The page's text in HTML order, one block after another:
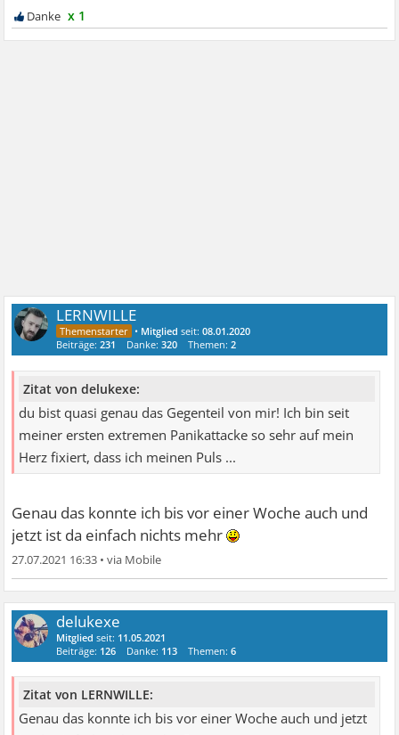
x 1
LERNWILLE
• Mitglied seit:08.01.2020
Beiträge:231 Danke:320 Themen:2
Zitat von delukexe:
du bist quasi genau das Gegenteil von mir! Ich bin seit
meiner ersten extremen Panikattacke so sehr auf mein
Herz fixiert, dass ich meinen Puls ...
Genau das konnte ich bis vor einer Woche auch und
jetzt ist da einfach nichts mehr
27.07.2021 16:33 •
delukexe
Mitglied seit: 11.05.2021
Beiträge: 126 Danke: 113 Themen:6
Zitat von LERNWILLE:
Genau das konnte ich bis vor einer Woche auch und jetzt